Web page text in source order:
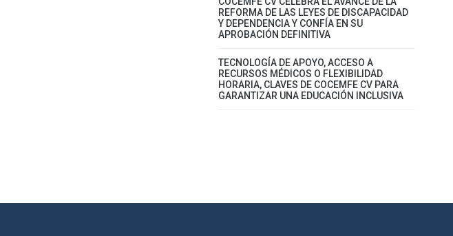
REFORMA DE LAS LEYES DE DISCAPACIDAD
Y DEPENDENCIA Y CONFÍA EN SU
APROBACIÓN DEFINITIVA
TECNOLOGÍA DE APOYO, ACCESO A
RECURSOS MÉDICOS O FLEXIBILIDAD
HORARIA, CLAVES DE COCEMFE CV PARA
GARANTIZAR UNA EDUCACIÓN INCLUSIVA